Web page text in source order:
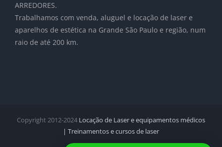
ARREDORES.
Trabalhamos com venda, aluguel e locação de laser e
aparelhos de estética na Grande São Paulo e região, num
raio de até 200 km.
Copyright 2012-2024 Locação de Laser e equipamentos médicos
| Treinamentos e cursos de laser